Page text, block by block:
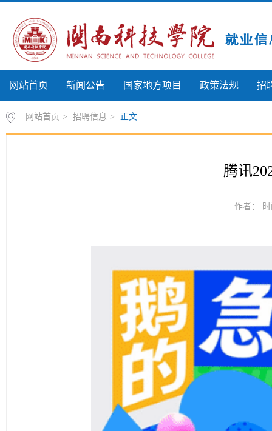
网站首页 新闻公告 国家地方项目 政策法规 招
网站首页 > 招聘信息 > 正文
腾讯
作者： 时